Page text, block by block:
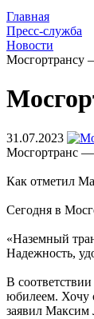
Главная
Пресс-служба
Новости
Мосгортрансу
31.07.2023
Мосгортранс —
Как отметил
Сегодня в
«Наземный
Надежность,
В
юбилеем. Хочу
заявил Максим